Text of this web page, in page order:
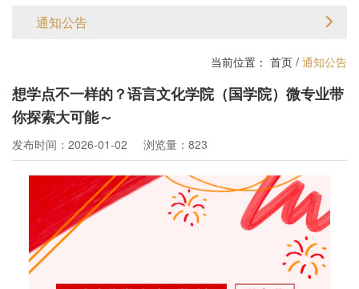
通知公告
当前位置： 首页 / 通知公告
想学点不一样的？语言文化学院（国学院）微专业带
你探索大可能～
发布时间：2026-01-02 浏览量：823